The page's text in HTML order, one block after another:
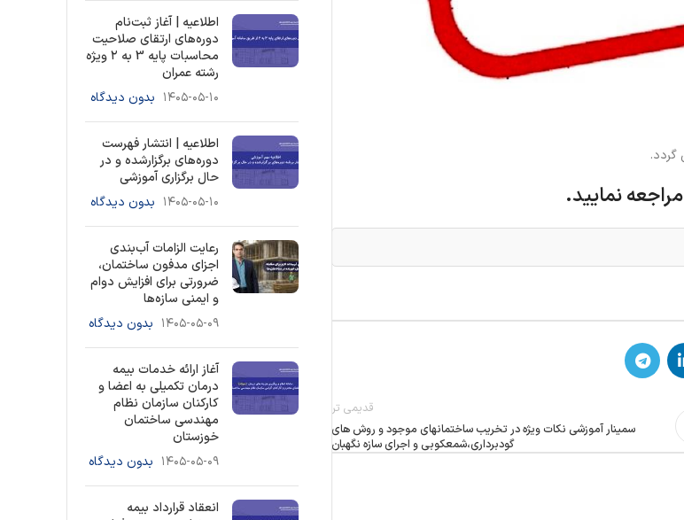
مراجعه نمایید.
قدیمی تر
سمینار آموزشی نکات ویژه در تخریب ساختمانهاي موجود و روش هاي
گودبرداري،شمعکوبی و اجراي سازه نگهبان
اطلاعیه | آغاز ثبت‌نام
دوره‌های ارتقای صلاحیت
محاسبات پایه 3 به ۲ ویژه
رشته عمران
۱۴۰۵-۰۵-۱۰ بدون دیدگاه
اطلاعیه | انتشار فهرست
دوره‌های برگزارشده و در
حال برگزاری آموزشی
۱۴۰۵-۰۵-۱۰ بدون دیدگاه
رعایت الزامات آب‌بندی
اجزای مدفون ساختمان،
ضرورتی برای افزایش دوام
و ایمنی سازه‌ها
۱۴۰۵-۰۵-۰۹ بدون دیدگاه
آغاز ارائه خدمات بیمه
درمان تکمیلی به اعضا و
کارکنان سازمان نظام
مهندسی ساختمان
خوزستان
۱۴۰۵-۰۵-۰۹ بدون دیدگاه
انعقاد قرارداد بیمه